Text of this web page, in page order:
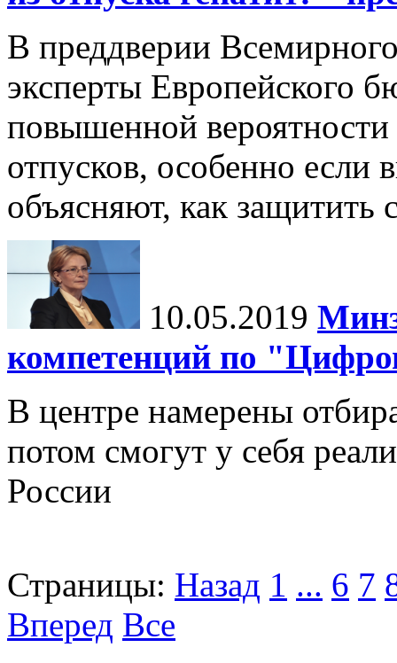
В преддверии
эксперты Европейского
повышенной вероятности
отпусков, особенно если
объясняют, как защитить
10.05.2019
компетенций по
В центре намерены
потом смогут у себя
России
Страницы: Назад 1 ... 6 7
Вперед Все